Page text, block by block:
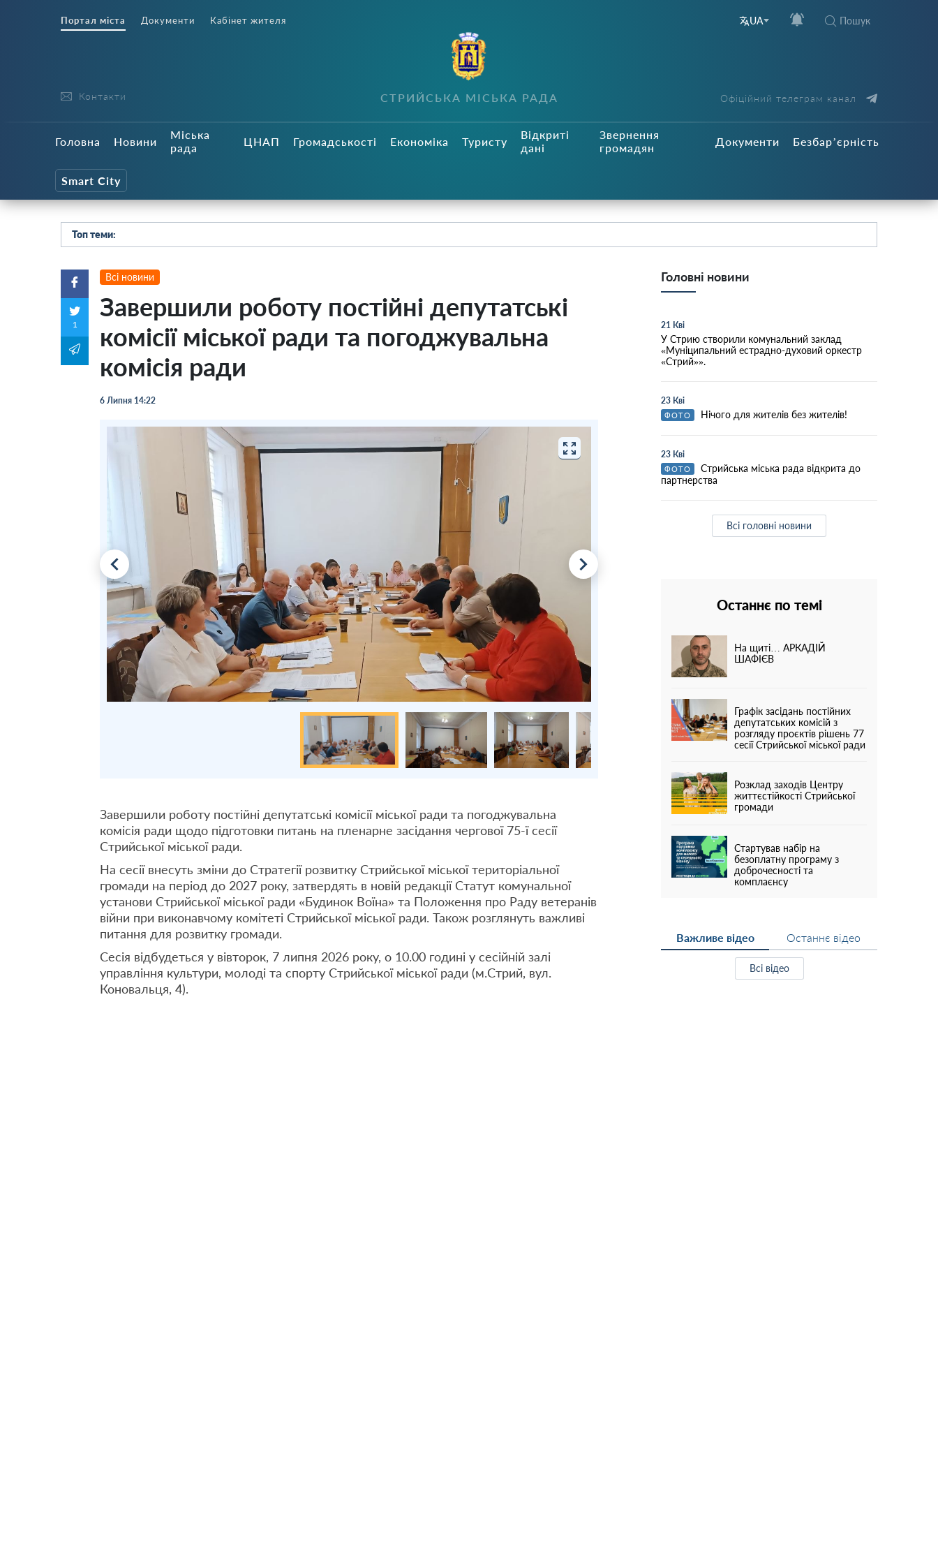
Портал міста Документи Кабінет жителя UA Пошук
Контакти СТРИЙСЬКА МІСЬКА РАДА Офіційний телеграм канал
Головна Новини
Міська
рада
ЦНАП Громадськості Економіка Туристу
Відкриті
дані
Звернення
громадян
Документи Безбар’єрність
Smart City
Топ теми:
1
Всі новини
Завершили роботу постійні депутатські
комісії міської ради та погоджувальна
комісія ради
6 Липня 14:22
Завершили роботу постійні депутатські комісії міської ради та погоджувальна
комісія ради щодо підготовки питань на пленарне засідання чергової 75-ї сесії
Стрийської міської ради.
На сесії внесуть зміни до Стратегії розвитку Стрийської міської територіальної
громади на період до 2027 року, затвердять в новій редакції Статут комунальної
установи Стрийської міської ради «Будинок Воїна» та Положення про Раду ветеранів
війни при виконавчому комітеті Стрийської міської ради. Також розглянуть важливі
питання для розвитку громади.
Сесія відбудеться у вівторок, 7 липня 2026 року, о 10.00 годині у сесійній залі
управління культури, молоді та спорту Стрийської міської ради (м.Стрий, вул.
Коновальця, 4).
Головні новини
21 Кві
У Стрию створили комунальний заклад
«Муніципальний естрадно-духовий оркестр
«Стрий»».
23 Кві
ФОТО Нічого для жителів без жителів!
23 Кві
ФОТО
Стрийська міська рада відкрита до
партнерства
Всі головні новини
Останнє по темі
На щиті… АРКАДІЙ
ШАФІЄВ
Графік засідань постійних
депутатських комісій з
розгляду проєктів рішень 77
сесії Стрийської міської ради
Розклад заходів Центру
життєстійкості Стрийської
громади
Стартував набір на
безоплатну програму з
доброчесності та
комплаєнсу
Важливе відео Останнє відео
Всі відео